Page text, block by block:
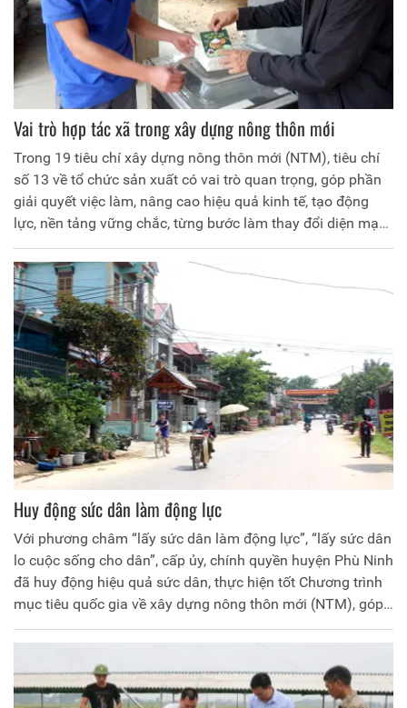
Vai trò hợp tác xã trong xây dựng nông thôn mới
Trong 19 tiêu chí xây dựng nông thôn mới (NTM), tiêu chí
số 13 về tổ chức sản xuất có vai trò quan trọng, góp phần
giải quyết việc làm, nâng cao hiệu quả kinh tế, tạo động
lực, nền tảng vững chắc, từng bước làm thay đổi diện mạo
nông thôn. Tại huyện Yên Lập, 100% xã đã hoàn thành tiêu
chí số 13, nhờ có sự đóng góp tích cực của các HTX qua
việc đổi mới, nâng cao chất lượng hoạt động, chuyển đổi
mô hình, ứng dụng công nghệ cao vào sản xuất đã góp
phần nâng cao thu nhập cho người dân, thúc đẩy quá trình
xây dựng NTM.
Huy động sức dân làm động lực
Với phương châm “lấy sức dân làm động lực”, “lấy sức dân
lo cuộc sống cho dân”, cấp ủy, chính quyền huyện Phù Ninh
đã huy động hiệu quả sức dân, thực hiện tốt Chương trình
mục tiêu quốc gia về xây dựng nông thôn mới (NTM), góp
phần phát triển kinh tế- xã hội và làm thay đổi “bộ mặt”
nhiều vùng quê.